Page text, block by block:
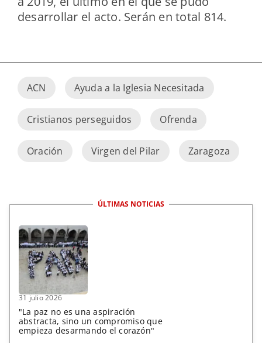
desarrollar el acto. Serán en total 814.
ACN Ayuda a la Iglesia Necesitada
Cristianos perseguidos Ofrenda
Oración Virgen del Pilar Zaragoza
ÚLTIMAS NOTICIAS
31 julio 2026
"La paz no es una aspiración
abstracta, sino un compromiso que
empieza desarmando el corazón"